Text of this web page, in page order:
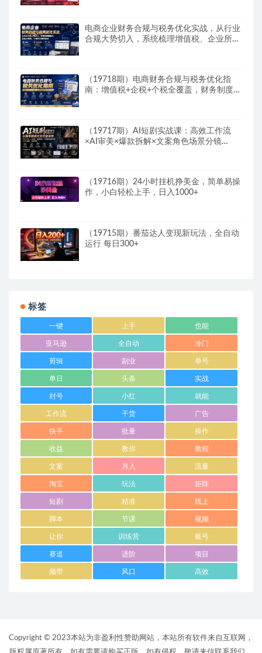
电商企业财务合规与税务优化实战，从行业
合规大势切入，系统梳理增值税、企业所得
（19718期）电商财务合规与税务优化指
南：增值税+企税+个税全覆盖，财务制度搭
（19717期）AI短剧实战课：高效工作流
×AI审美×爆款拆解×文案角色场景分镜
（19716期）24小时挂机挣美金，简单易操
作，小白轻松上手，日入1000+
（19715期）番茄达人变现新玩法，全自动
运行 每日300+
标签
一键 上手 也能
亚马逊 全自动 冷门
剪辑 副业 单号
单日 头条 实战
封号 小红 就能
工作流 干货 广告
快手 批量 操作
收益 教你 教程
文案 月入 流量
淘宝 玩法 矩阵
短剧 精准 线上
脚本 节课 视频
让你 训练营 账号
赛道 进阶 项目
频带 风口 高效
Copyright © 2023本站为非盈利性赞助网站，本站所有软件来自互联网，